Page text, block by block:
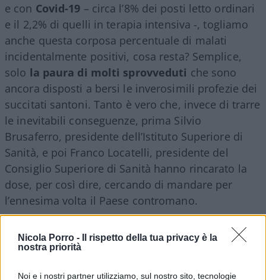
Nicola Porro -
Il rispetto della tua privacy è la
nostra priorità
Noi e i nostri partner utilizziamo, sul nostro sito, tecnologie
e con Covid-19 – circa l’8% dei posti letto ordinari
e il 2,2% di quelli in terapia intensiva -, togliamo
anche questa corposa percentuale di malati
incidentalmente positivi, cosa resta? Semplice,
solo la paura di molti sprovveduti che sono
ancora disposti a bersi le inverosimili profezie dei
succitati santoni. Tanto è vero che, invece di trarre
le inevitabili conseguenze, prima Silvio
Brusaferro, presidente dell’Istituto Superiore di
Sanità, e poi Franco Locatelli, presidente del
Consiglio Superiore di Sanità hanno rincarato la
dose, per così dire, cercando di mandare per
l’ennesima volta il Paese contromano.
L’affondo di Brusaferro